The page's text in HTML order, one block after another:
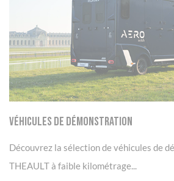
Véhicules de démonstration
Découvrez la sélection de véhicules de
THEAULT à faible kilométrage...
Panneau de